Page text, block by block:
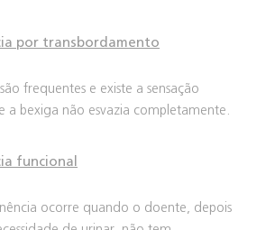
por transbordamento
frequentes e existe a sensação
a bexiga não esvazia completamente.
funcional
ocorre quando o doente, depois